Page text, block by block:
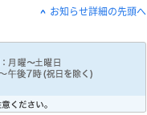
お知らせ詳細の先頭へ